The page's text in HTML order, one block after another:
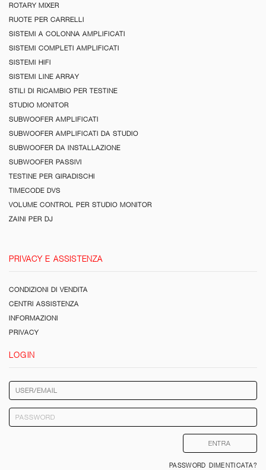
ROTARY MIXER
RUOTE PER CARRELLI
SISTEMI A COLONNA AMPLIFICATI
SISTEMI COMPLETI AMPLIFICATI
SISTEMI HIFI
SISTEMI LINE ARRAY
STILI DI RICAMBIO PER TESTINE
STUDIO MONITOR
SUBWOOFER AMPLIFICATI
SUBWOOFER AMPLIFICATI DA STUDIO
SUBWOOFER DA INSTALLAZIONE
SUBWOOFER PASSIVI
TESTINE PER GIRADISCHI
TIMECODE DVS
VOLUME CONTROL PER STUDIO MONITOR
ZAINI PER DJ
PRIVACY E ASSISTENZA
CONDIZIONI DI VENDITA
CENTRI ASSISTENZA
INFORMAZIONI
PRIVACY
LOGIN
PASSWORD DIMENTICATA?